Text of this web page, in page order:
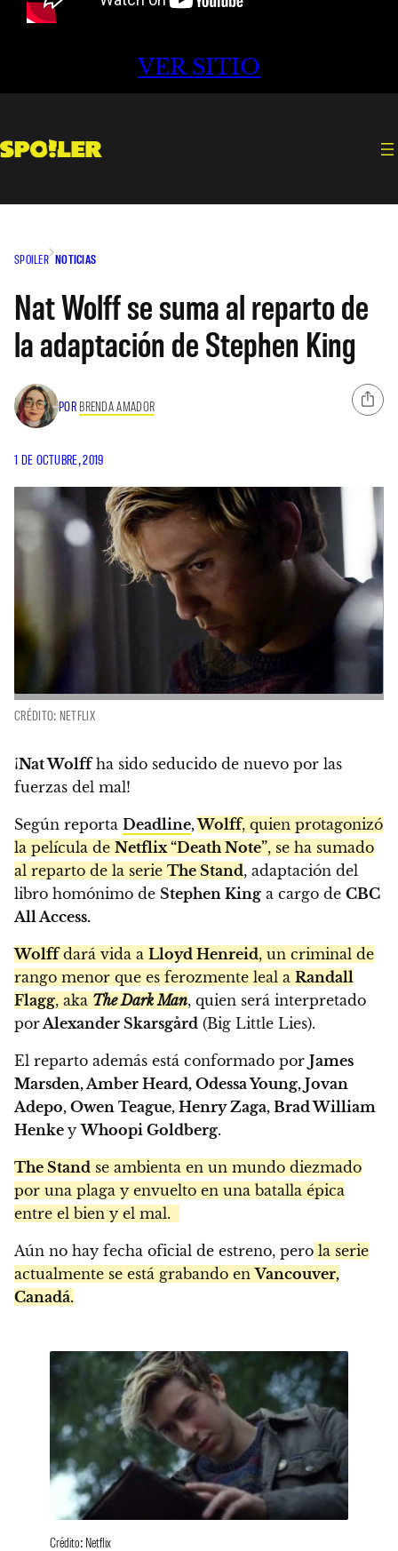
VER SITIO
SPOILER NOTICIAS
Nat Wolff se suma al reparto de
la adaptación de Stephen King
POR BRENDA AMADOR
1 DE OCTUBRE, 2019
CRÉDITO: NETFLIX
¡Nat Wolffha sido seducido de nuevo por las
fuerzas del mal!
Según reporta Deadline,Wolff, quien protagonizó
la película de Netflix “Death Note”, se ha sumado
al reparto de la serie The Stand, adaptación del
libro homónimo de Stephen King a cargo de CBC
All Access.
Wolffdará vida a Lloyd Henreid, un criminal de
rango menor que es ferozmente leal a Randall
Flagg, aka The Dark Man, quien será interpretado
porAlexander Skarsgård (Big Little Lies).
El reparto además está conformado por James
Marsden, Amber Heard, Odessa Young, Jovan
Adepo, Owen Teague, Henry Zaga, Brad William
Henke yWhoopi Goldberg.
The Stand se ambienta en un mundo diezmado
por una plaga y envuelto en una batalla épica
entre el bien y el mal.
Aún no hay fecha oficial de estreno, pero la serie
actualmente se está grabando enVancouver,
Canadá.
Crédito: Netflix